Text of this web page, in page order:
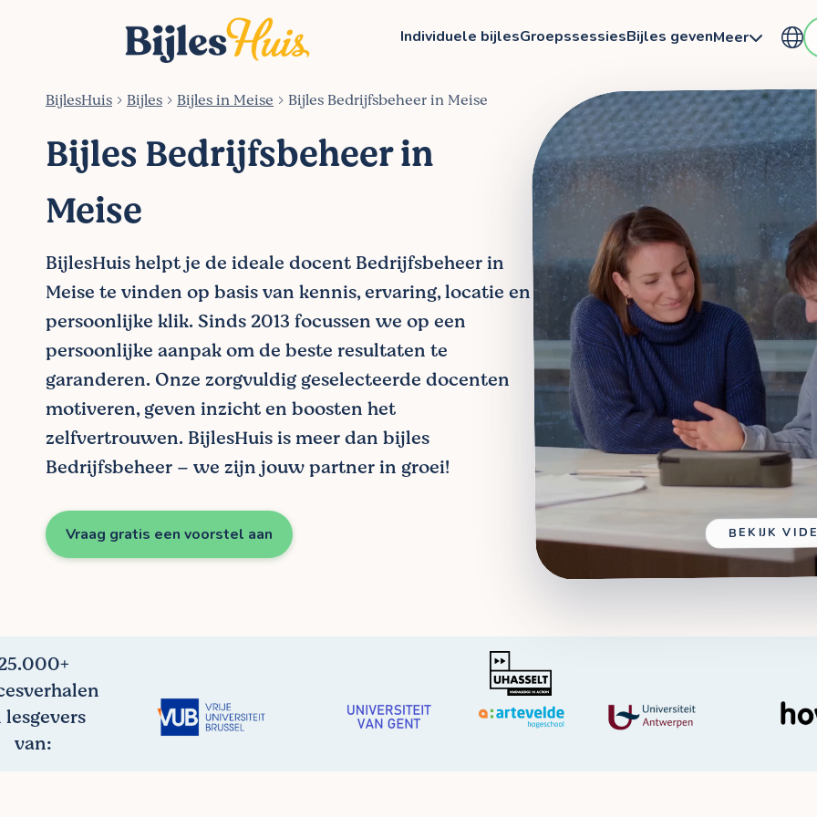
Individuele bijlesGroepssessiesBijles gevenMeer
BijlesHuis Bijles Bijles in Meise Bijles Bedrijfsbeheer in Meise
Bijles Bedrijfsbeheer in
Meise
BijlesHuis helpt je de ideale docent Bedrijfsbeheer in
Meise te vinden op basis van kennis, ervaring, locatie en
persoonlijke klik. Sinds 2013 focussen we op een
persoonlijke aanpak om de beste resultaten te
garanderen. Onze zorgvuldig geselecteerde docenten
motiveren, geven inzicht en boosten het
zelfvertrouwen. BijlesHuis is meer dan bijles
Bedrijfsbeheer – we zijn jouw partner in groei!
Vraag gratis een voorstel aan BEKIJK
lesgevers
van: